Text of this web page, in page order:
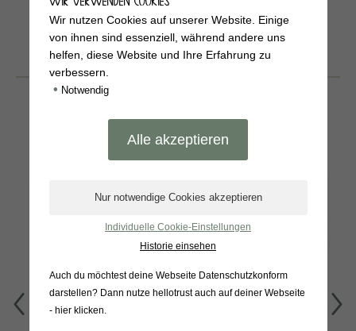
Wir nutzen Cookies auf unserer Website. Einige
von ihnen sind essenziell, während andere uns
helfen, diese Website und Ihre Erfahrung zu
verbessern.
• Notwendig
Individuelle Cookie-Einstellungen
Historie einsehen
Auch du möchtest deine Webseite Datenschutzkonform
darstellen? Dann nutze hellotrust auch auf deiner Webseite
- hier klicken.